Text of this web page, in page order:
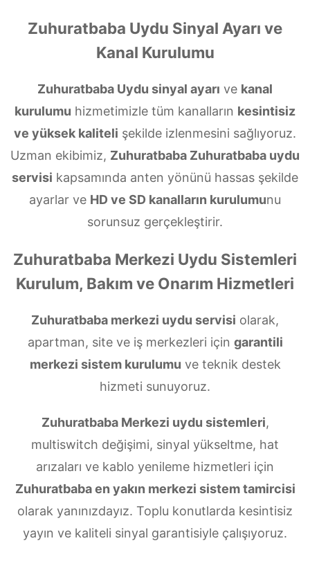
Zuhuratbaba Uydu Sinyal Ayarı ve
Kanal Kurulumu
Zuhuratbaba Uydu sinyal ayarı ve kanal
kurulumu hizmetimizle tüm kanalların kesintisiz
ve yüksek kaliteli şekilde izlenmesini sağlıyoruz.
Uzman ekibimiz, Zuhuratbaba Zuhuratbaba uydu
servisi kapsamında anten yönünü hassas şekilde
ayarlar ve HD ve SD kanalların kurulumunu
sorunsuz gerçekleştirir.
Zuhuratbaba Merkezi Uydu Sistemleri
Kurulum, Bakım ve Onarım Hizmetleri
Zuhuratbaba merkezi uydu servisi olarak,
apartman, site ve iş merkezleri için garantili
merkezi sistem kurulumu ve teknik destek
hizmeti sunuyoruz.
Zuhuratbaba Merkezi uydu sistemleri,
multiswitch değişimi, sinyal yükseltme, hat
arızaları ve kablo yenileme hizmetleri için
Zuhuratbaba en yakın merkezi sistem tamircisi
olarak yanınızdayız. Toplu konutlarda kesintisiz
yayın ve kaliteli sinyal garantisiyle çalışıyoruz.